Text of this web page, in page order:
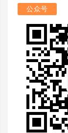
公众号